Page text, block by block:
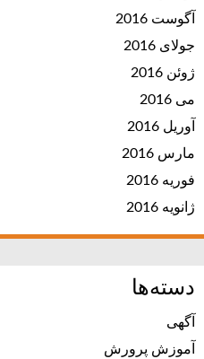
آگوست 2016
جولای 2016
ژوئن 2016
می 2016
آوریل 2016
مارس 2016
فوریه 2016
ژانویه 2016
دسته‌ها
آگهی
آموزش پرورش